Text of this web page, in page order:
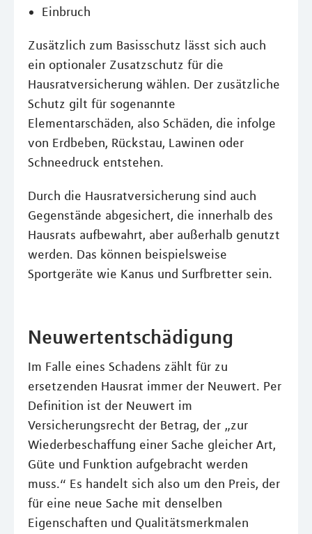
Einbruch
Zusätzlich zum Basisschutz lässt sich auch
ein optionaler Zusatzschutz für die
Hausratversicherung wählen. Der zusätzliche
Schutz gilt für sogenannte
Elementarschäden, also Schäden, die infolge
von Erdbeben, Rückstau, Lawinen oder
Schneedruck entstehen.
Durch die Hausratversicherung sind auch
Gegenstände abgesichert, die innerhalb des
Hausrats aufbewahrt, aber außerhalb genutzt
werden. Das können beispielsweise
Sportgeräte wie Kanus und Surfbretter sein.
Neuwertentschädigung
Im Falle eines Schadens zählt für zu
ersetzenden Hausrat immer der Neuwert. Per
Definition ist der Neuwert im
Versicherungsrecht der Betrag, der „zur
Wiederbeschaffung einer Sache gleicher Art,
Güte und Funktion aufgebracht werden
muss.“ Es handelt sich also um den Preis, der
für eine neue Sache mit denselben
Eigenschaften und Qualitätsmerkmalen